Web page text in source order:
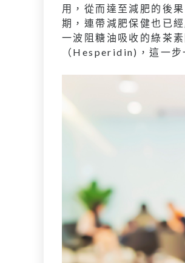
用，從而達至減肥的後
期，連帶減肥保健也已
一波阻糖油吸收的綠茶
（Hesperidin)，這一步